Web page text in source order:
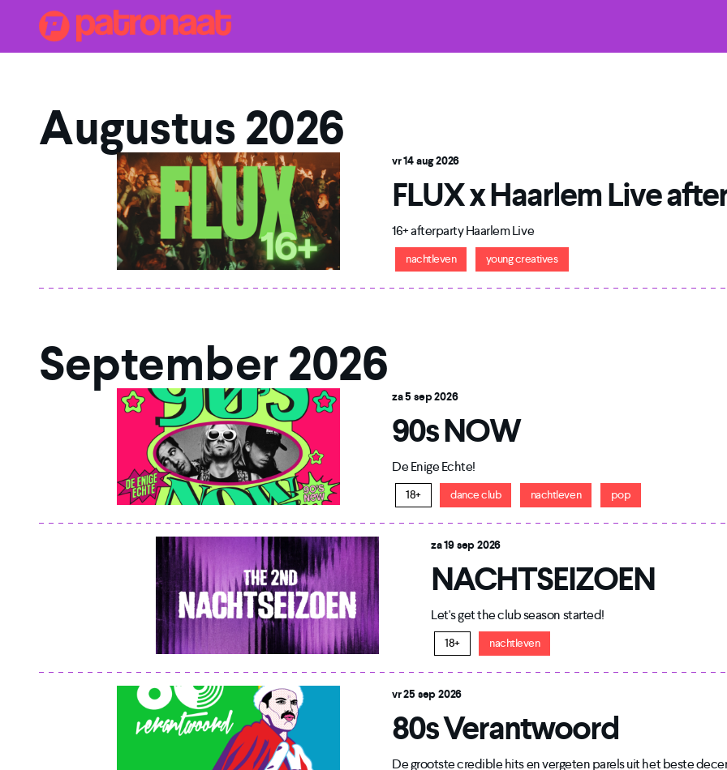
Augustus 2026
vr 14 aug 2026
FLUX x Haarlem Live
16+ afterparty Haarlem Live
nachtleven young creatives
September 2026
za 5 sep 2026
90s NOW
De Enige Echte!
18+ dance club nachtleven pop
za 19 sep 2026
NACHTSEIZOEN
Let's get the club season started!
18+ nachtleven
vr 25 sep 2026
80s Verantwoord
De grootste credible hits en vergeten parels uit het beste